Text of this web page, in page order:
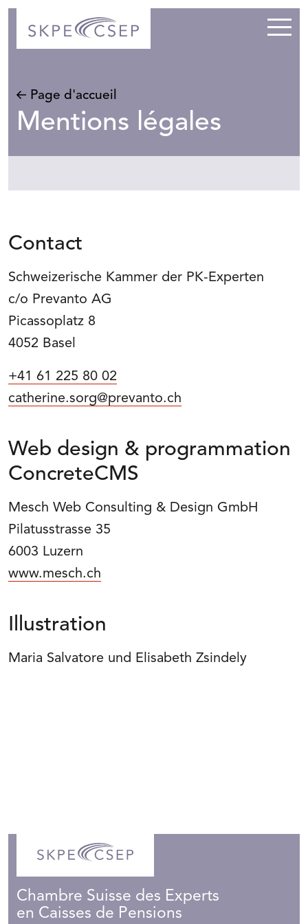
Page d'accueil
Mentions légales
Contact
Schweizerische Kammer der PK-Experten
c/o Prevanto AG
Picassoplatz 8
4052 Basel
+41 61 225 80 02
catherine.sorg@prevanto.ch
Web design & programmation
ConcreteCMS
Mesch Web Consulting & Design GmbH
Pilatusstrasse 35
6003 Luzern
www.mesch.ch
Illustration
Maria Salvatore und Elisabeth Zsindely
Chambre Suisse des Experts
en Caisses de Pensions